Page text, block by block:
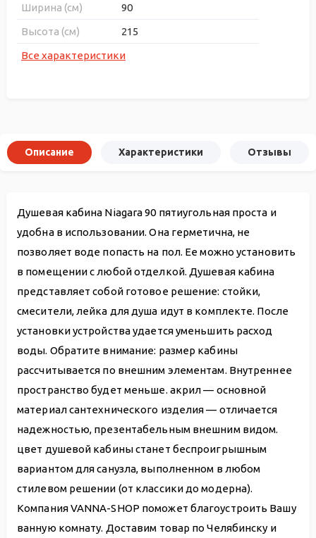
Ширина (см)
90
Высота (см)
215
Все характеристики
Описание Характеристики Отзывы
Душевая кабина Niagara 90 пятиугольная проста и
удобна в использовании. Она герметична, не
позволяет воде попасть на пол. Ее можно установить
в помещении с любой отделкой. Душевая кабина
представляет собой готовое решение: стойки,
смесители, лейка для душа идут в комплекте. После
установки устройства удается уменьшить расход
воды. Обратите внимание: размер кабины
рассчитывается по внешним элементам. Внутреннее
пространство будет меньше. акрил — основной
материал сантехнического изделия — отличается
надежностью, презентабельным внешним видом.
цвет душевой кабины станет беспроигрышным
вариантом для санузла, выполненном в любом
стилевом решении (от классики до модерна).
Компания VANNA-SHOP поможет благоустроить Вашу
ванную комнату. Доставим товар по Челябинску и